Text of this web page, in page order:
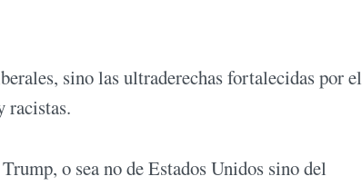
sino las ultraderechas fortalecidas por el
racistas.
o sea no de Estados Unidos sino del